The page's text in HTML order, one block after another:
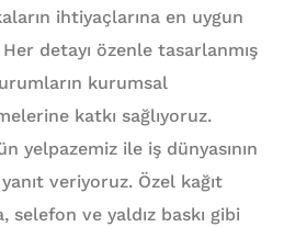
ihtiyaçlarına en uygun
detayı özenle tasarlanmış
kurumsal
katkı sağlıyoruz.
yelpazemiz ile iş dünyasının
veriyoruz. Özel kağıt
selefon ve yaldız baskı gibi